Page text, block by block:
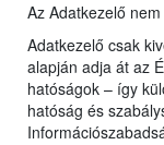
Az Adatkezelő
Adatkezelő csak
alapján adja át az
hatóságok – így
hatóság és